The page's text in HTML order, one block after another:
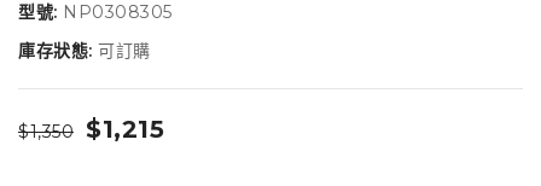
型號: NP0308305
庫存狀態: 可訂購
$1,350 $1,215